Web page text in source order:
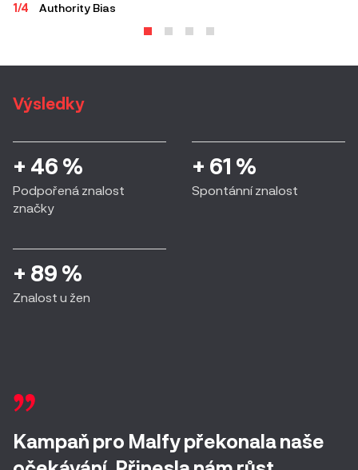
1/4 Authority Bias
Výsledky
+ 46 %
Podpořená znalost
značky
+ 61 %
Spontánní znalost
+ 89 %
Znalost u žen
Kampaň pro Malfy překonala naše